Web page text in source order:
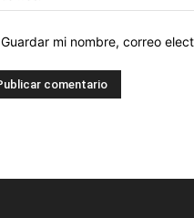
Guardar mi nombre, correo